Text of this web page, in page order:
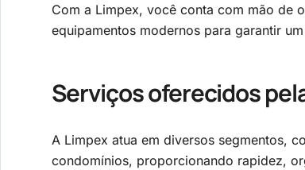
Com a Limpex, você conta com mão de
equipamentos modernos para garantir
Serviços oferecidos
A Limpex atua em diversos segmentos,
condomínios, proporcionando rapidez,